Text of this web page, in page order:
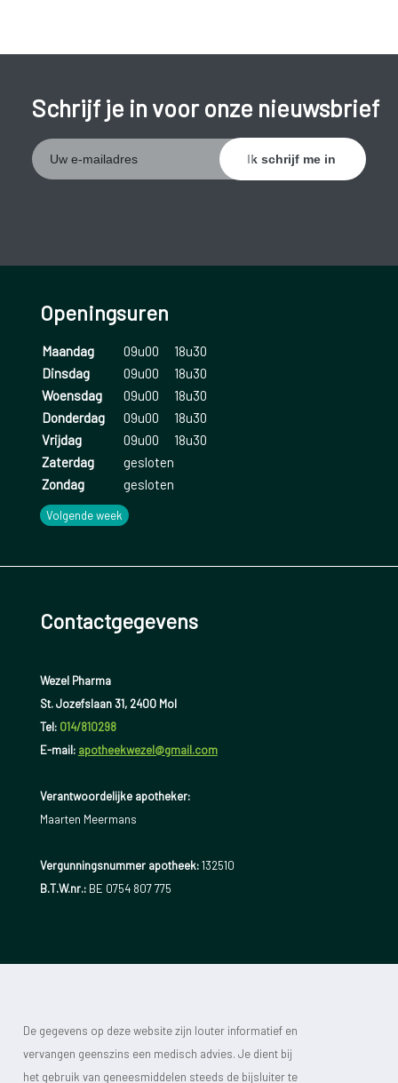
Schrijf je in voor onze nieuwsbrief
Openingsuren
Maandag 09u00
18u30
Dinsdag
09u00
18u30
Woensdag
09u00
18u30
Donderdag
09u00
18u30
Vrijdag
09u00
18u30
Zaterdag
gesloten
Zondag
gesloten
Volgende week
Contactgegevens
Wezel Pharma
St. Jozefslaan 31, 2400 Mol
Tel: 014/810298
E-mail: apotheekwezel@gmail.com
Verantwoordelijke apotheker:
Maarten Meermans
Vergunningsnummer apotheek:132510
B.T.W.nr.:BE 0754 807 775
De gegevens op deze website zijn louter informatief en
vervangen geenszins een medisch advies. Je dient bij
het gebruik van geneesmiddelen steeds de bijsluiter te